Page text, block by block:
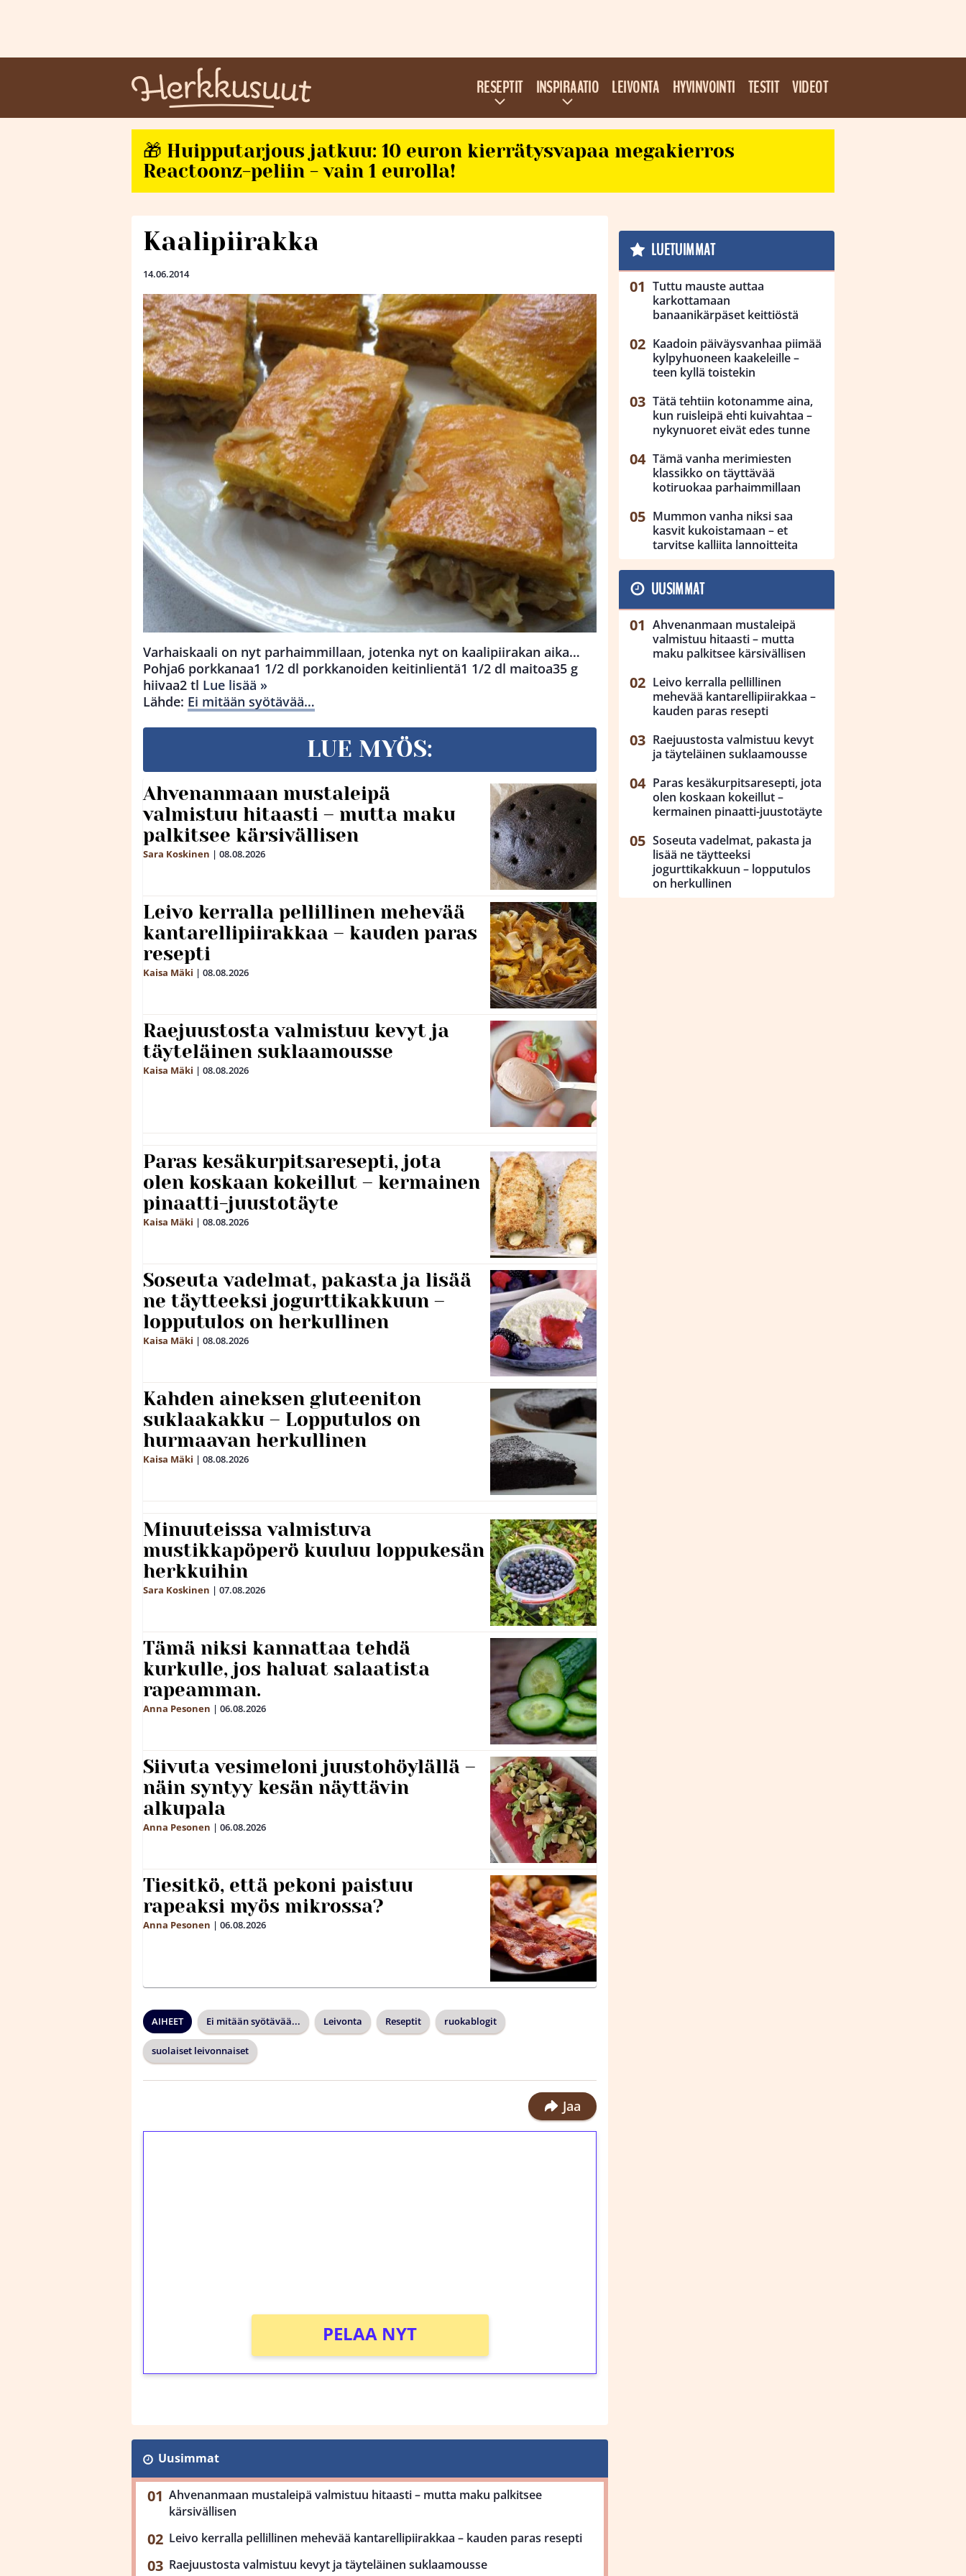
RESEPTIT INSPIRAATIO LEIVONTA HYVINVOINTI TESTIT VIDEOT
🎁 Huipputarjous jatkuu: 10 euron kierrätysvapaa megakierros
Reactoonz-peliin - vain 1 eurolla!
Kaalipiirakka
14.06.2014
Varhaiskaali on nyt parhaimmillaan, jotenka nyt on kaalipiirakan aika…
Pohja6 porkkanaa1 1/2 dl porkkanoiden keitinlientä1 1/2 dl maitoa35 g
hiivaa2 tl Lue lisää »
Lähde: Ei mitään syötävää…
LUE MYÖS:
Ahvenanmaan mustaleipä
valmistuu hitaasti – mutta maku
palkitsee kärsivällisen
Sara Koskinen | 08.08.2026
Leivo kerralla pellillinen mehevää
kantarellipiirakkaa – kauden paras
resepti
Kaisa Mäki | 08.08.2026
Raejuustosta valmistuu kevyt ja
täyteläinen suklaamousse
Kaisa Mäki | 08.08.2026
Paras kesäkurpitsaresepti, jota
olen koskaan kokeillut – kermainen
pinaatti-juustotäyte
Kaisa Mäki | 08.08.2026
Soseuta vadelmat, pakasta ja lisää
ne täytteeksi jogurttikakkuun –
lopputulos on herkullinen
Kaisa Mäki | 08.08.2026
Kahden aineksen gluteeniton
suklaakakku – Lopputulos on
hurmaavan herkullinen
Kaisa Mäki | 08.08.2026
Minuuteissa valmistuva
mustikkapöperö kuuluu loppukesän
herkkuihin
Sara Koskinen | 07.08.2026
Tämä niksi kannattaa tehdä
kurkulle, jos haluat salaatista
rapeamman.
Anna Pesonen | 06.08.2026
Siivuta vesimeloni juustohöylällä –
näin syntyy kesän näyttävin
alkupala
Anna Pesonen | 06.08.2026
Tiesitkö, että pekoni paistuu
rapeaksi myös mikrossa?
Anna Pesonen | 06.08.2026
AIHEET Ei mitään syötävää... Leivonta Reseptit ruokablogit
suolaiset leivonnaiset
Jaa
PELAA NYT
Uusimmat
Ahvenanmaan mustaleipä valmistuu hitaasti – mutta maku palkitsee
kärsivällisen
Leivo kerralla pellillinen mehevää kantarellipiirakkaa – kauden paras resepti
Raejuustosta valmistuu kevyt ja täyteläinen suklaamousse
LUETUIMMAT
Tuttu mauste auttaa
karkottamaan
banaanikärpäset keittiöstä
Kaadoin päiväysvanhaa piimää
kylpyhuoneen kaakeleille –
teen kyllä toistekin
Tätä tehtiin kotonamme aina,
kun ruisleipä ehti kuivahtaa –
nykynuoret eivät edes tunne
Tämä vanha merimiesten
klassikko on täyttävää
kotiruokaa parhaimmillaan
Mummon vanha niksi saa
kasvit kukoistamaan – et
tarvitse kalliita lannoitteita
UUSIMMAT
Ahvenanmaan mustaleipä
valmistuu hitaasti – mutta
maku palkitsee kärsivällisen
Leivo kerralla pellillinen
mehevää kantarellipiirakkaa –
kauden paras resepti
Raejuustosta valmistuu kevyt
ja täyteläinen suklaamousse
Paras kesäkurpitsaresepti, jota
olen koskaan kokeillut –
kermainen pinaatti-juustotäyte
Soseuta vadelmat, pakasta ja
lisää ne täytteeksi
jogurttikakkuun – lopputulos
on herkullinen